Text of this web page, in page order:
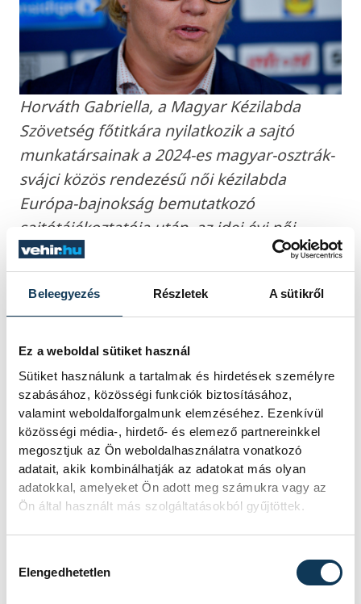
Beleegyezés Részletek A sütikről
Ez a weboldal sütiket használ
Sütiket használunk a tartalmak és hirdetések személyre
szabásához, közösségi funkciók biztosításához,
valamint weboldalforgalmunk elemzéséhez. Ezenkívül
közösségi média-, hirdető- és elemező partnereinkkel
megosztjuk az Ön weboldalhasználatra vonatkozó
adatait, akik kombinálhatják az adatokat más olyan
adatokkal, amelyeket Ön adott meg számukra vagy az
Ön által használt más szolgáltatásokból gyűjtöttek.
Elengedhetetlen
Horváth Gabriella, a Magyar Kézilabda
Szövetség főtitkára nyilatkozik a sajtó
munkatársainak a 2024-es magyar-osztrák-
svájci közös rendezésű női kézilabda
Európa-bajnokság bemutatkozó
sajtótájékoztatója után, az idei évi női
kézilabda Európa-bajnokság helyszínén, a
ljubljanai Stozice Arénában 2022. november
19-én. MTI/Czeglédi Zsolt
"Szerettük volna bemutatni azokat a
terveket, amelyek mentén elindult a
szervezés" - nyilatkozta a helyszínen
Horváth Gabriella. Hozzátette: már
zajlanak az előkészületek, az
együttműködések eddig főleg a promóciót
és a marketingelemek érintették.
Hozzátette, a mérkőzések látogatottsága
miatt nem aggódik, hiszen idén januárban